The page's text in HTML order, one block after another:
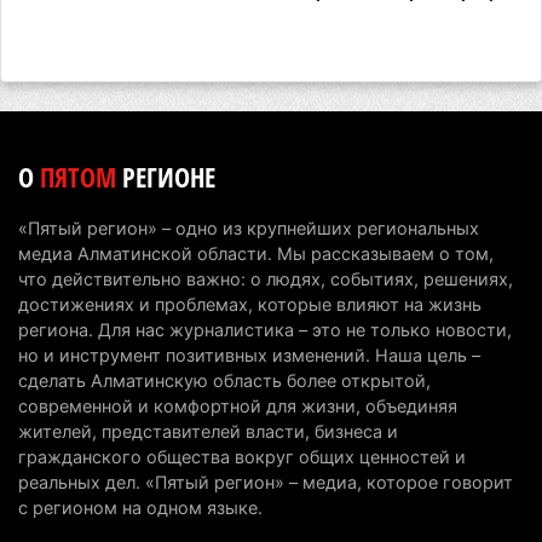
первоклассников начнут учить искусственному
6 августа 2026 г. 10:47
Казахстанцы назвали доход, при котором не
считают себя бедными
6 августа 2026 г. 09:52 161
Пожар в Аксайском ущелье под Алматы
полностью ликвидирован спустя три дня
6 августа 2026 г. 08:51 236
ОПЯТОМ РЕГИОНЕ
«Пятый регион» – одно из крупнейших региональных
медиа Алматинской области. Мы рассказываем о том,
что действительно важно: о людях, событиях, решениях,
достижениях и проблемах, которые влияют на жизнь
региона. Для нас журналистика – это не только новости,
но и инструмент позитивных изменений. Наша цель –
сделать Алматинскую область более открытой,
современной и комфортной для жизни, объединяя
жителей, представителей власти, бизнеса и
гражданского общества вокруг общих ценностей и
реальных дел. «Пятый регион» – медиа, которое говорит
с регионом на одном языке.